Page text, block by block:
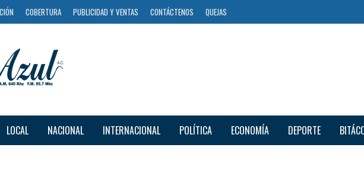
COBERTURA PUBLICIDAD Y VENTAS CONTÁCTENOS QUEJAS
LOCAL NACIONAL INTERNACIONAL POLÍTICA ECONOMÍA DEPORTE